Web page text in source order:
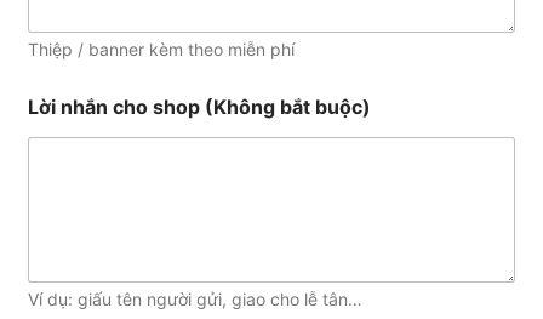
Thiệp / banner kèm theo miễn phí
Lời nhắn cho shop (Không bắt buộc)
Ví dụ: giấu tên người gửi, giao cho lễ tân…